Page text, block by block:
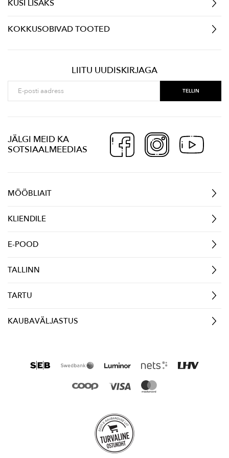
KÜSI LISAKS
KOKKUSOBIVAD TOOTED
LIITU UUDISKIRJAGA
JÄLGI MEID KA
SOTSIAALMEEDIAS
MÖÖBLIAIT
KLIENDILE
E-POOD
TALLINN
TARTU
KAUBAVÄLJASTUS